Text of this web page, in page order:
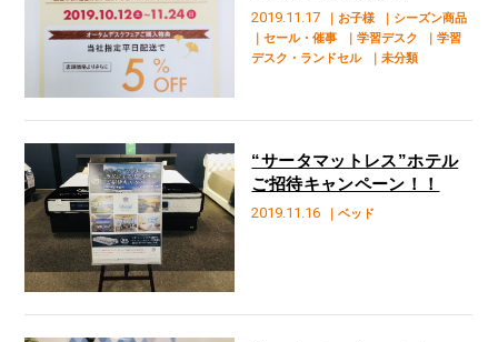
2019.11.17 ｜お子様
｜シーズン商品
｜セール・催事
｜学習デスク
｜学習
デスク・ランドセル
｜未分類
2019.11.16 ｜ベッド
“サータマットレス”ホテル
ご招待キャンペーン！！